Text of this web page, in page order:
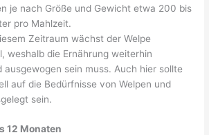
je nach Größe und Gewicht etwa 200 bis
pro Mahlzeit.
Zeitraum wächst der Welpe
weshalb die Ernährung weiterhin
ausgewogen sein muss. Auch hier sollte
auf die Bedürfnisse von Welpen und
sein.
12 Monaten